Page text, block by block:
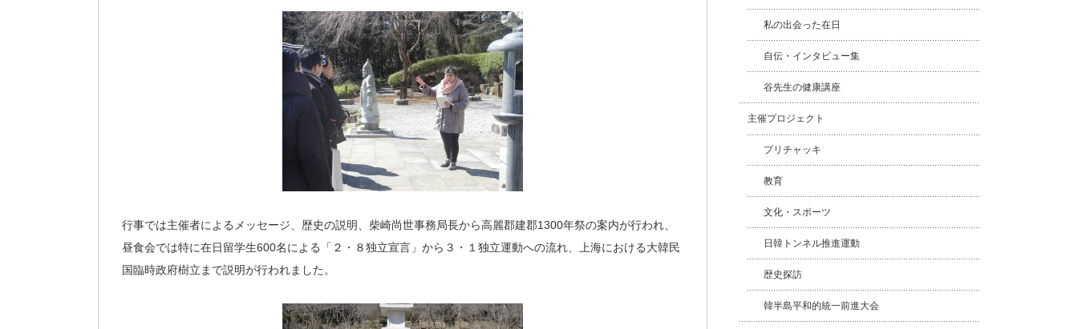
行事では主催者によるメッセージ、歴史の説明、柴崎尚世事務局長から高麗郡建郡1300年祭の案内が行われ、
昼食会では特に在日留学生600名による「２・８独立宣言」から３・１独立運動への流れ、上海における大韓民
国臨時政府樹立まで説明が行われました。
私の出会った在日
自伝・インタビュー集
谷先生の健康講座
主催プロジェクト
プリチャッキ
教育
文化・スポーツ
日韓トンネル推進運動
歴史探訪
韓半島平和的統一前進大会